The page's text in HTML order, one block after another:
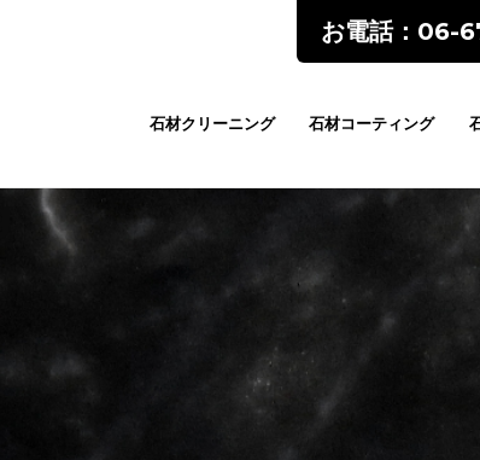
お電話：06-
石材クリーニング 石材コーティング